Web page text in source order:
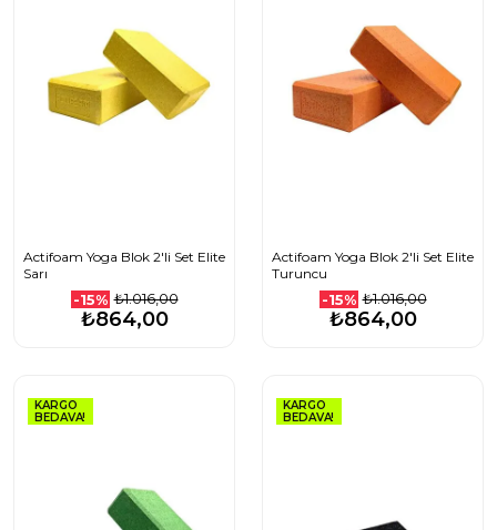
Actifoam Yoga Blok 2'li Set Elite
Sarı
-15% ₺1.016,00
₺864,00
Actifoam Yoga Blok 2'li Set Elite
Turuncu
-15% ₺1.016,00
₺864,00
KARGO
BEDAVA!
KARGO
BEDAVA!